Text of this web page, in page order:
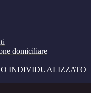
domiciliare
INDIVIDUALIZZATO